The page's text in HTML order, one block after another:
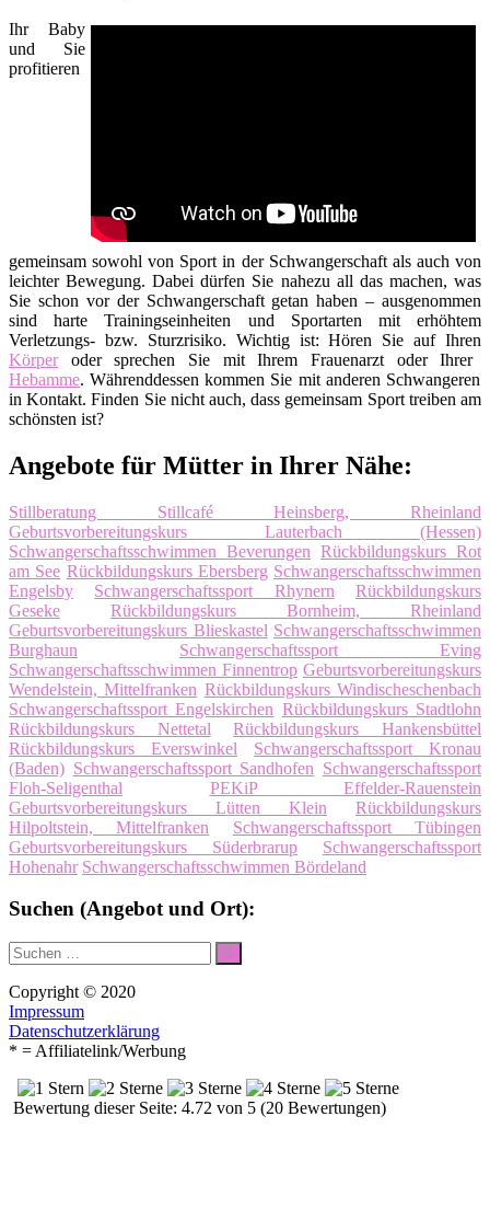
Ihr Baby
und Sie
profitieren
gemeinsam sowohl von Sport in der Schwangerschaft als auch von
leichter Bewegung. Dabei dürfen Sie nahezu all das machen, was
Sie schon vor der Schwangerschaft getan haben – ausgenommen
sind harte Trainingseinheiten und Sportarten mit erhöhtem
Verletzungs- bzw. Sturzrisiko. Wichtig ist: Hören Sie auf Ihren
Körperoder sprechen Sie mit Ihrem Frauenarzt oder Ihrer
Hebamme. Währenddessen kommen Sie mit anderen Schwangeren
in Kontakt. Finden Sie nicht auch, dass gemeinsam Sport treiben am
schönsten ist?
Angebote für Mütter in Ihrer Nähe:
Stillberatung Stillcafé Heinsberg, Rheinland
Geburtsvorbereitungskurs Lauterbach (Hessen)
Schwangerschaftsschwimmen Beverungen Rückbildungskurs Rot
am See Rückbildungskurs Ebersberg Schwangerschaftsschwimmen
Engelsby
Schwangerschaftssport Rhynern
Rückbildungskurs
Geseke
Rückbildungskurs Bornheim, Rheinland
Geburtsvorbereitungskurs Blieskastel Schwangerschaftsschwimmen
Burghaun
Schwangerschaftssport Eving
Schwangerschaftsschwimmen Finnentrop Geburtsvorbereitungskurs
Wendelstein, Mittelfranken Rückbildungskurs Windischeschenbach
Schwangerschaftssport Engelskirchen Rückbildungskurs Stadtlohn
Rückbildungskurs Nettetal
Rückbildungskurs Hankensbüttel
Rückbildungskurs Everswinkel
Schwangerschaftssport Kronau
(Baden) Schwangerschaftssport Sandhofen Schwangerschaftssport
Floh-Seligenthal
PEKiP Effelder-Rauenstein
Geburtsvorbereitungskurs Lütten Klein
Rückbildungskurs
Hilpoltstein, Mittelfranken
Schwangerschaftssport Tübingen
Geburtsvorbereitungskurs Süderbrarup
Schwangerschaftssport
Hohenahr Schwangerschaftsschwimmen Bördeland
Suchen (Angebot und Ort):
Suche
nach:
Suchen
Copyright © 2020
Impressum
Datenschutzerklärung
* = Affiliatelink/Werbung
Bewertung dieser Seite: 4.72 von 5 (20 Bewertungen)